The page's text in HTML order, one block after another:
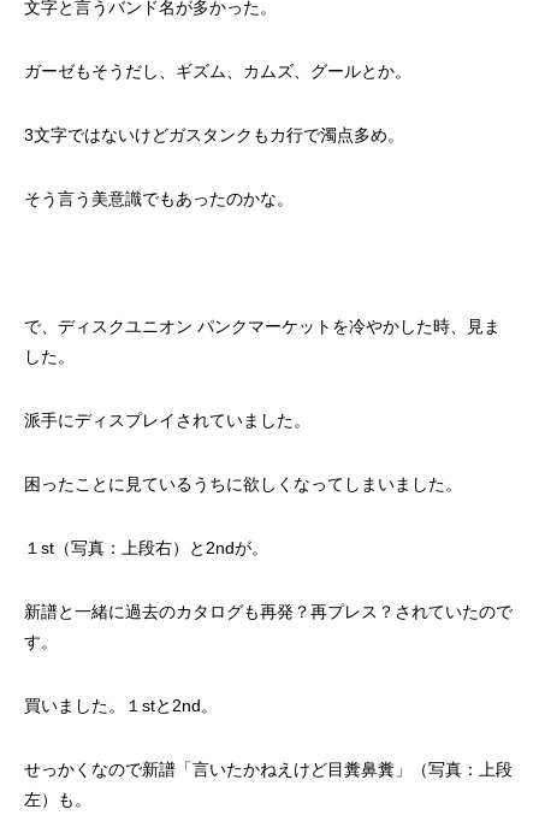
文字と言うバンド名が多かった。
ガーゼもそうだし、ギズム、カムズ、グールとか。
3文字ではないけどガスタンクもカ行で濁点多め。
そう言う美意識でもあったのかな。
で、ディスクユニオン パンクマーケットを冷やかした時、見ま
した。
派手にディスプレイされていました。
困ったことに見ているうちに欲しくなってしまいました。
１st（写真：上段右）と2ndが。
新譜と一緒に過去のカタログも再発？再プレス？されていたので
す。
買いました。１stと2nd。
せっかくなので新譜「言いたかねえけど目糞鼻糞」（写真：上段
左）も。